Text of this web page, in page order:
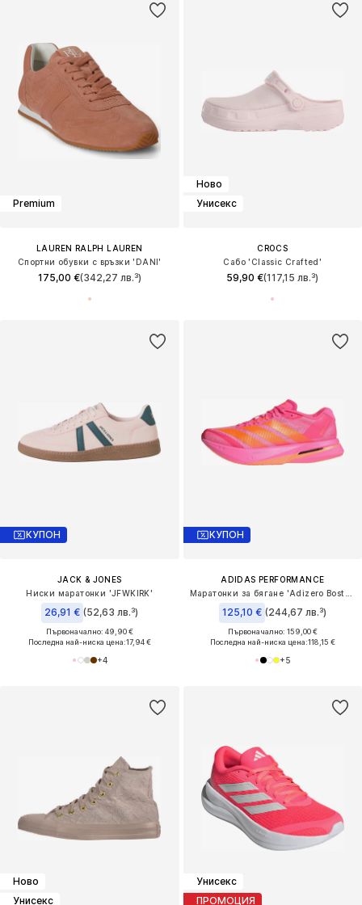
Premium
LAUREN RALPH LAUREN
Спортни обувки с връзки 'DANI'
175,00 €(342,27 лв.³)
Ново
Унисекс
CROCS
Сабо 'Classic Crafted'
59,90 €(117,15 лв.³)
КУПОН
JACK & JONES
Ниски маратонки 'JFWKIRK'
26,91 € (52,63 лв.³)
Първоначално: 49,90 €
Последна най-ниска цена:17,94 €
+4
КУПОН
ADIDAS PERFORMANCE
125,10 € (244,67 лв.³)
Първоначално: 159,00 €
Последна най-ниска цена:118,15 €
+5
Ново
Унисекс
Унисекс
ПРОМОЦИЯ